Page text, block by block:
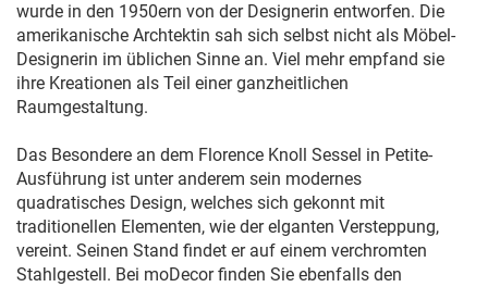
wurde in den 1950ern von der Designerin entworfen. Die
amerikanische Archtektin sah sich selbst nicht als Möbel-
Designerin im üblichen Sinne an. Viel mehr empfand sie
ihre Kreationen als Teil einer ganzheitlichen
Raumgestaltung.
Das Besondere an dem Florence Knoll Sessel in Petite-
Ausführung ist unter anderem sein modernes
quadratisches Design, welches sich gekonnt mit
traditionellen Elementen, wie der elganten Versteppung,
vereint. Seinen Stand findet er auf einem verchromten
Stahlgestell. Bei moDecor finden Sie ebenfalls den